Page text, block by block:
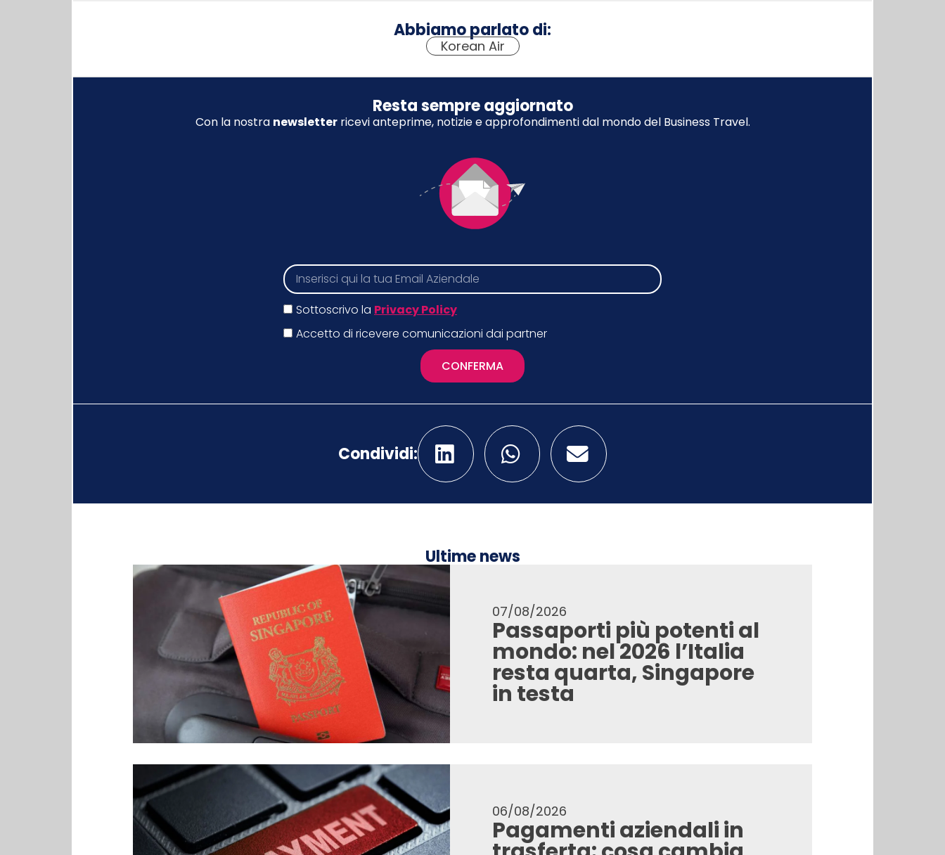
Abbiamo parlato di:
Korean Air
Resta sempre aggiornato
Con la nostra newsletterricevi anteprime, notizie e approfondimenti dal mondo del Business Travel.
Sottoscrivo la Privacy Policy
Accetto di ricevere comunicazioni dai partner
CONFERMA
Condividi:
Ultime news
07/08/2026
Passaporti più potenti al
mondo: nel 2026 l’Italia
resta quarta, Singapore
in testa
06/08/2026
Pagamenti aziendali in